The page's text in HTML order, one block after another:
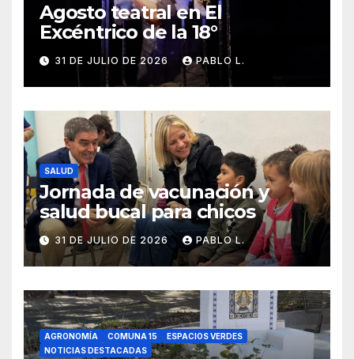
Agosto teatral en El
Excéntrico de la 18°
31 DE JULIO DE 2026 PABLO L.
SALUD
Jornada de vacunación y
salud bucal para chicos
31 DE JULIO DE 2026 PABLO L.
AGRONOMÍA COMUNA 15
ESPACIOS VERDES
NOTICIAS DESTACADAS